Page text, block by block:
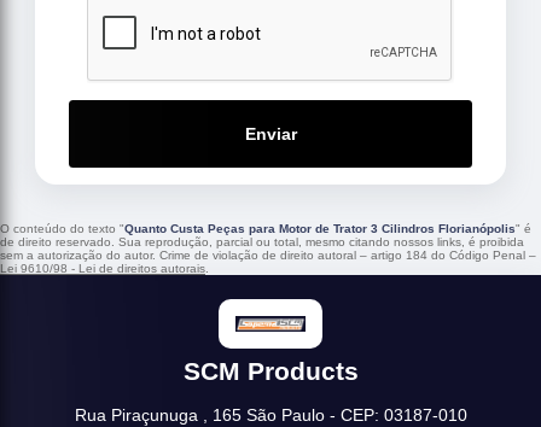
Enviar
O conteúdo do texto "Quanto Custa Peças para Motor de Trator 3 Cilindros Florianópolis" é
de direito reservado. Sua reprodução, parcial ou total, mesmo citando nossos links, é proibida
sem a autorização do autor. Crime de violação de direito autoral – artigo 184 do Código Penal –
Lei 9610/98 - Lei de direitos autorais.
SCM Products
Rua Piraçunuga , 165 São Paulo - CEP: 03187-010